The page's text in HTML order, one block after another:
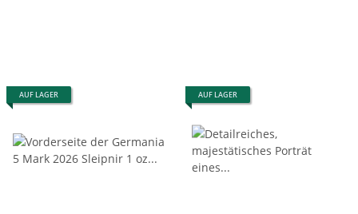
AUF LAGER AUF LAGER